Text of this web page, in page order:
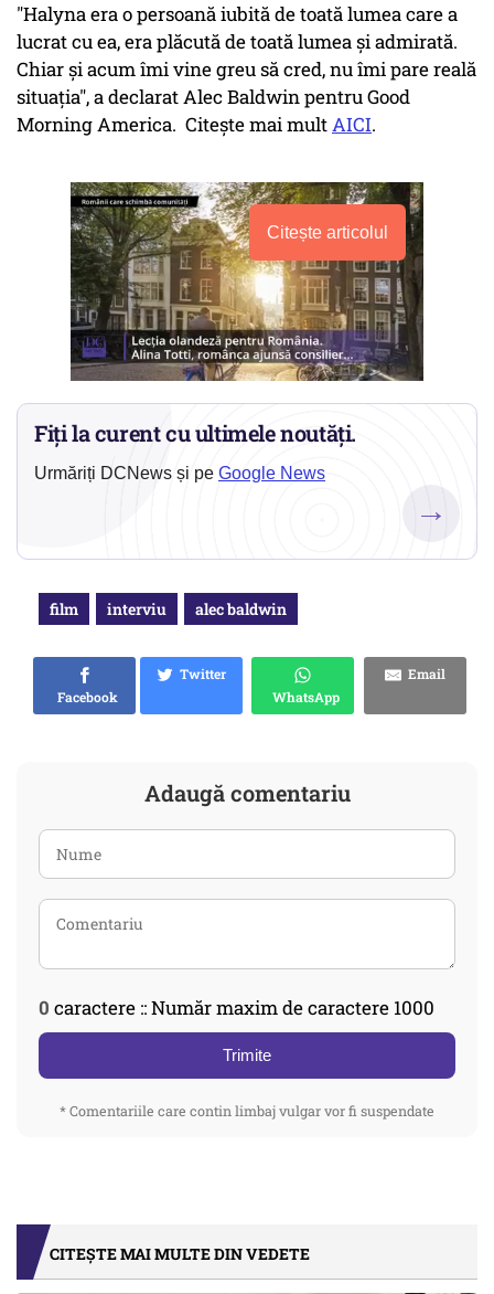
"Halyna era o persoană iubită de toată lumea care a
lucrat cu ea, era plăcută de toată lumea şi admirată.
Chiar şi acum îmi vine greu să cred, nu îmi pare reală
situaţia", a declarat Alec Baldwin pentru Good
Morning America. Citește mai multAICI.
Citește articolul
Fiți la curent cu ultimele noutăți.
Urmăriți DCNews și pe Google News
→
film interviu alec baldwin
Facebook
Twitter
WhatsApp
Email
Adaugă comentariu
0 caractere :: Număr maxim de caractere 1000
Trimite
* Comentariile care contin limbaj vulgar vor fi suspendate
CITEȘTE MAI MULTE DIN VEDETE